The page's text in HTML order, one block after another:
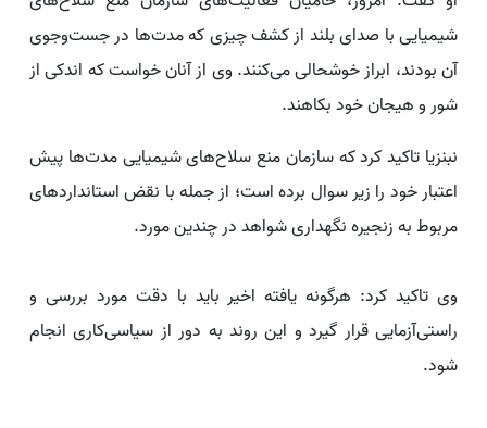
شیمیایی با صدای بلند از کشف چیزی که مدت‌ها در جست‌وجوی
آن بودند، ابراز خوشحالی می‌کنند. وی از آنان خواست که اندکی از
شور و هیجان خود بکاهند.
نبنزیا تاکید کرد که سازمان منع سلاح‌های شیمیایی مدت‌ها پیش
اعتبار خود را زیر سوال برده است؛ از جمله با نقض استانداردهای
مربوط به زنجیره نگهداری شواهد در چندین مورد.
وی تاکید کرد: هرگونه یافته اخیر باید با دقت مورد بررسی و
راستی‌آزمایی قرار گیرد و این روند به دور از سیاسی‌کاری انجام
شود.